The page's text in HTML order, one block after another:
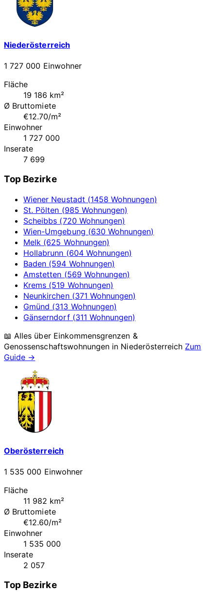
Niederösterreich
1 727 000 Einwohner
Fläche
19 186 km²
Ø Bruttomiete
€12.70/m²
Einwohner
1 727 000
Inserate
7 699
Top Bezirke
Wiener Neustadt (1458 Wohnungen)
St. Pölten (985 Wohnungen)
Scheibbs (720 Wohnungen)
Wien-Umgebung (630 Wohnungen)
Melk (625 Wohnungen)
Hollabrunn (604 Wohnungen)
Baden (594 Wohnungen)
Amstetten (569 Wohnungen)
Krems (519 Wohnungen)
Neunkirchen (371 Wohnungen)
Gmünd (313 Wohnungen)
Gänserndorf (311 Wohnungen)
📖 Alles über Einkommensgrenzen &
Genossenschaftswohnungen in Niederösterreich Zum
Guide →
Oberösterreich
1 535 000 Einwohner
Fläche
11 982 km²
Ø Bruttomiete
€12.60/m²
Einwohner
1 535 000
Inserate
2 057
Top Bezirke